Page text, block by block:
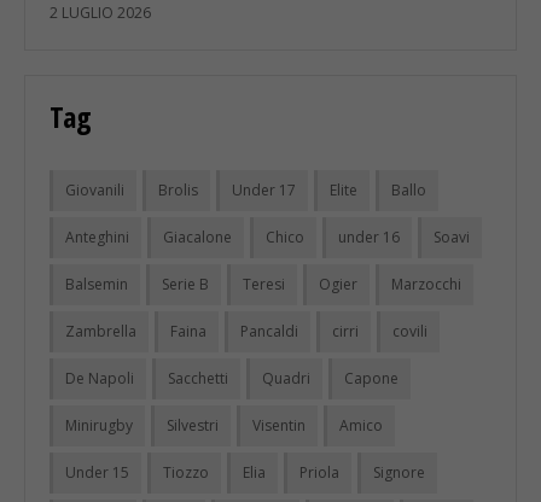
2 LUGLIO 2026
Tag
Giovanili Brolis Under 17 Elite Ballo
Anteghini Giacalone Chico under 16 Soavi
Balsemin Serie B Teresi Ogier Marzocchi
Zambrella Faina Pancaldi cirri covili
De Napoli Sacchetti Quadri Capone
Minirugby Silvestri Visentin Amico
Under 15 Tiozzo Elia Priola Signore